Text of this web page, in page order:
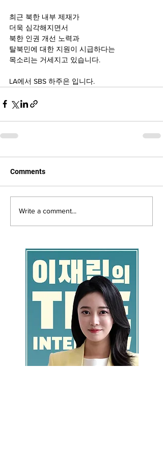
최근 북한 내부 제재가
더욱 심각해지면서
북한 인권 개선 노력과
탈북민에 대한 지원이 시급하다는
목소리는 거세지고 있습니다.
LA에서 SBS 하주은 입니다.
Comments
Write a comment...